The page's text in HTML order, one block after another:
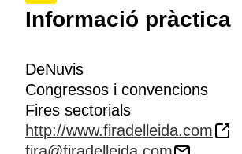
Informació pràctica
DeNuvis
Congressos i convencions
Fires sectorials
http://www.firadelleida.com